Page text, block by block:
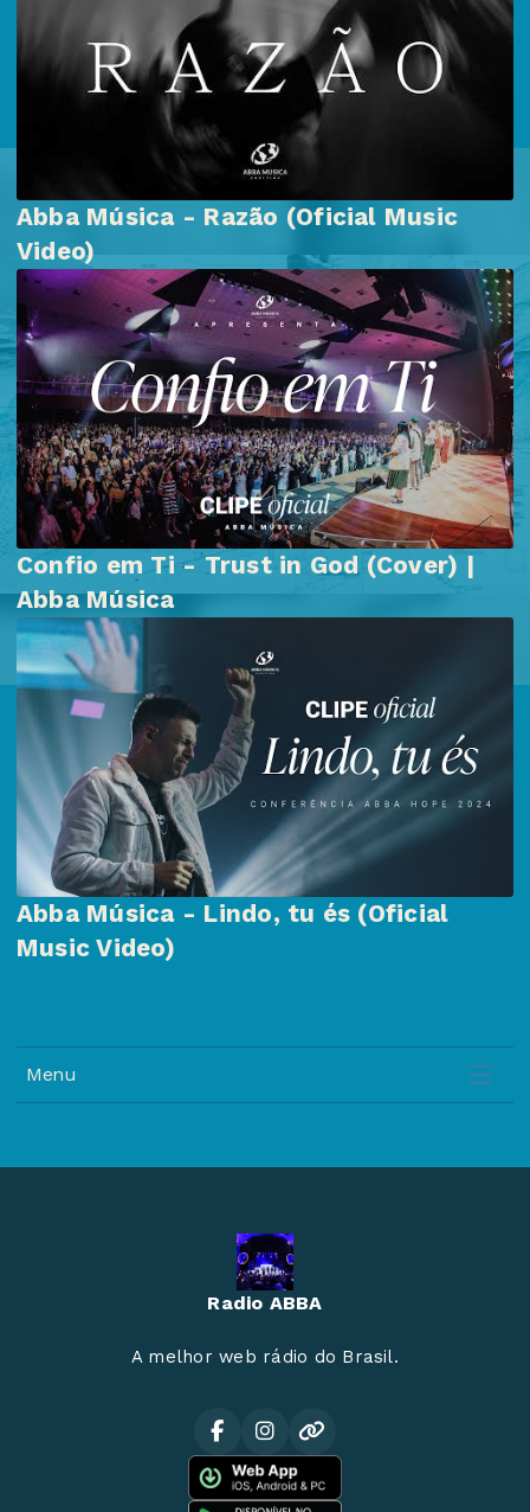
Abba Música - Razão (Oficial Music
Video)
Confio em Ti - Trust in God (Cover) |
Abba Música
Abba Música - Lindo, tu és (Oficial
Music Video)
Menu
Radio ABBA
A melhor web rádio do Brasil.